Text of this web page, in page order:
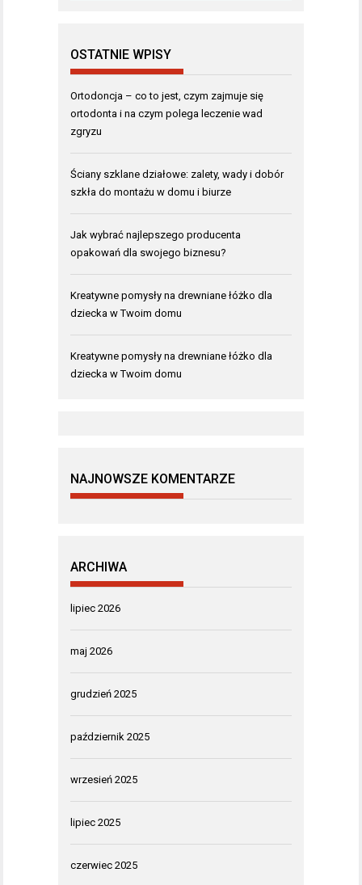
OSTATNIE WPISY
Ortodoncja – co to jest, czym zajmuje się
ortodonta i na czym polega leczenie wad
zgryzu
Ściany szklane działowe: zalety, wady i dobór
szkła do montażu w domu i biurze
Jak wybrać najlepszego producenta
opakowań dla swojego biznesu?
Kreatywne pomysły na drewniane łóżko dla
dziecka w Twoim domu
Kreatywne pomysły na drewniane łóżko dla
dziecka w Twoim domu
NAJNOWSZE KOMENTARZE
ARCHIWA
lipiec 2026
maj 2026
grudzień 2025
październik 2025
wrzesień 2025
lipiec 2025
czerwiec 2025